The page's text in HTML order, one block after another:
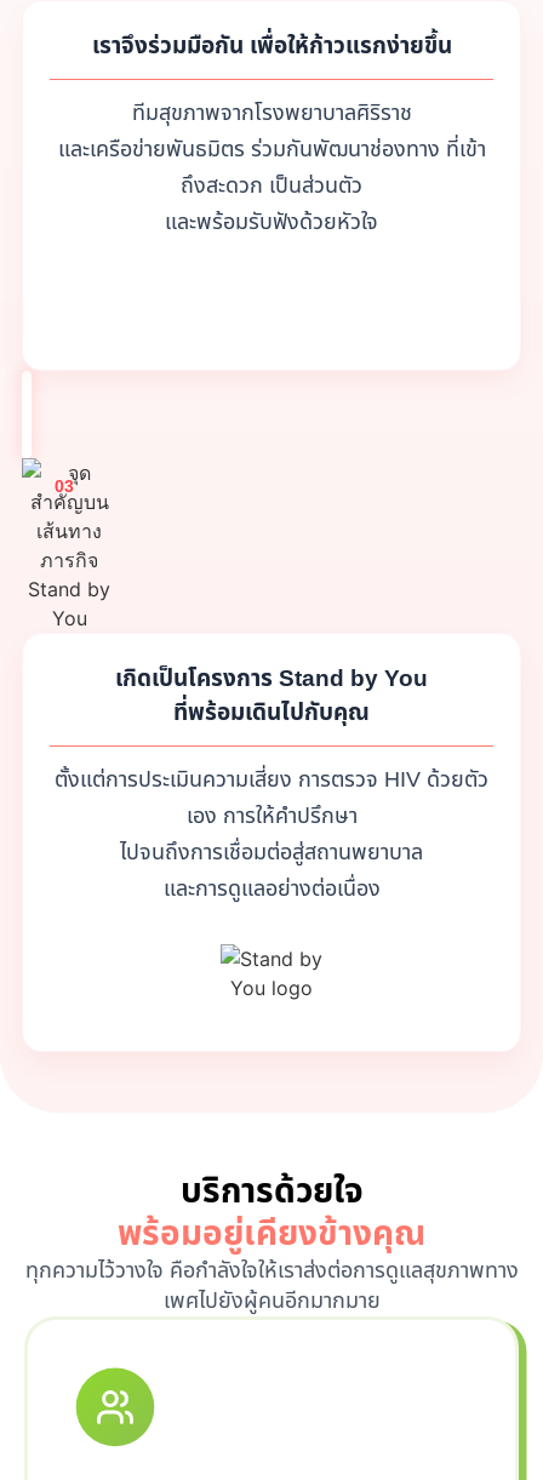
เราจึงร่วมมือกัน เพื่อให้ก้าวแรกง่ายขึ้น
ทีมสุขภาพจากโรงพยาบาลศิริราช
และเครือข่ายพันธมิตร ร่วมกันพัฒนาช่องทาง ที่เข้า
ถึงสะดวก เป็นส่วนตัว
และพร้อมรับฟังด้วยหัวใจ
03
เกิดเป็นโครงการ Stand by You
ที่พร้อมเดินไปกับคุณ
ตั้งแต่การประเมินความเสี่ยง การตรวจ HIV ด้วยตัว
เอง การให้คำปรึกษา
ไปจนถึงการเชื่อมต่อสู่สถานพยาบาล
และการดูแลอย่างต่อเนื่อง
บริการด้วยใจ
พร้อมอยู่เคียงข้างคุณ
ทุกความไว้วางใจ คือกำลังใจให้เราส่งต่อการดูแลสุขภาพทาง
เพศไปยังผู้คนอีกมากมาย